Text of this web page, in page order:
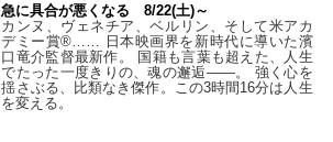
急に具合が悪くなる 8/22(土)～
カンヌ、ヴェネチア、ベルリン、そして米アカ
デミー賞®…… 日本映画界を新時代に導いた濱
口竜介監督最新作。 国籍も言葉も超えた、人生
でたった一度きりの、魂の邂逅――。 強く心を
揺さぶる、比類なき傑作。この3時間16分は人生
を変える。